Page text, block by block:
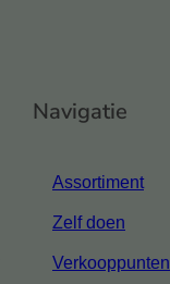
Navigatie
Assortiment
Zelf doen
Verkooppunten